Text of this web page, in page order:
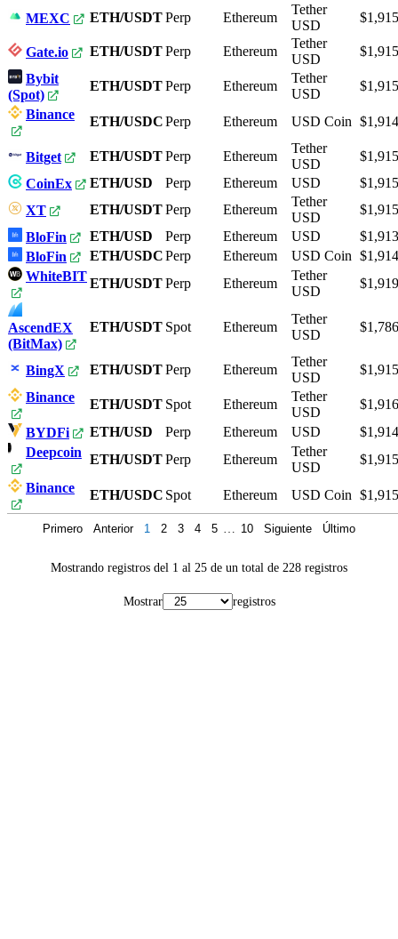
MEXC ETH/USDTPerp Ethereum
Tether
USD
Gate.io ETH/USDTPerp Ethereum
Tether
USD
Bybit
(Spot)
ETH/USDTPerp Ethereum
Tether
USD
Binance
ETH/USDCPerp Ethereum USD Coin
Bitget ETH/USDTPerp Ethereum
Tether
USD
CoinEx
ETH/USD Perp Ethereum USD
XT
ETH/USDTPerp Ethereum
Tether
USD
BloFin
ETH/USD Perp Ethereum USD
BloFin
ETH/USDCPerp Ethereum USD Coin
WhiteBITETH/USDTPerp Ethereum
Tether
USD
AscendEX
(BitMax)
ETH/USDT Spot Ethereum
Tether
USD
BingX ETH/USDTPerp Ethereum
Tether
USD
Binance
ETH/USDT Spot Ethereum
Tether
USD
BYDFi
ETH/USD Perp Ethereum USD
Deepcoin ETH/USDTPerp Ethereum
Tether
USD
Binance
ETH/USDC Spot Ethereum USD Coin
Mostrando registros del 1 al 25 de un total de 228 registros
Mostrar registros
Primero Anterior 1 2 3 4 5 10 Siguiente Último